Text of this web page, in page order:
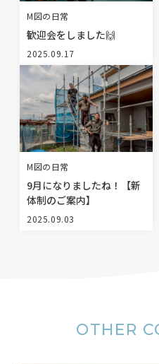
M図の日常
2025.09.17
歓迎会をしました🙌
M図の日常
2025.09.03
9月になりましたね！【新
体制のご案内】
OTHER